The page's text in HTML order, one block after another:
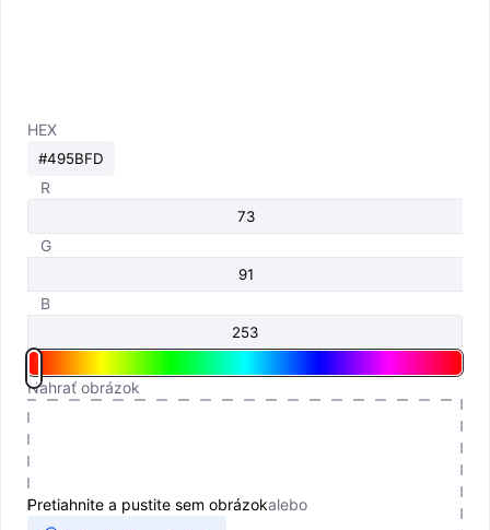
HEX
R
G
B
Nahrať obrázok
Pretiahnite a pustite sem obrázokalebo